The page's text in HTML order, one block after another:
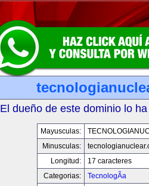
El dueño de este dominio lo
Mayusculas:
Minusculas:
Longitud:
17 caracteres
Categorias:
TecnologÃ­a